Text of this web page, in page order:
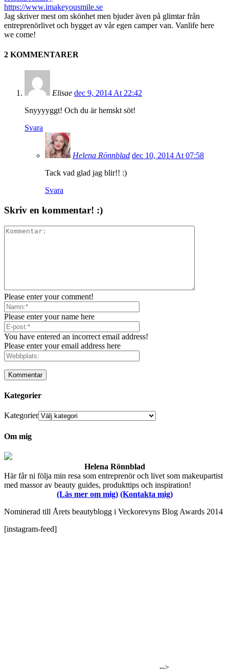
https://www.imakeyousmile.se
Jag skriver mest om skönhet men bjuder även på glimtar från
entreprenörlivet och bygget av vår egen camper van. Vanlife here
we come!
2 KOMMENTARER
Elisae dec 9, 2014 At 22:42
Snyyyyggt! Och du är hemskt söt!
Svara
Helena Rönnblad dec 10, 2014 At 07:58
Tack vad glad jag blir!! :)
Svara
Skriv en kommentar! :)
Please enter your comment!
Please enter your name here
You have entered an incorrect email address!
Please enter your email address here
Kategorier
Kategorier
Om mig
Helena Rönnblad
Här får ni följa min resa som entreprenör och livet som makeupartist
med massor av beauty guides, produkttips och inspiration!
(Läs mer om mig) (Kontakta mig)
Nominerad till Årets beautyblogg i Veckorevyns Blog Awards 2014
[instagram-feed]
-->